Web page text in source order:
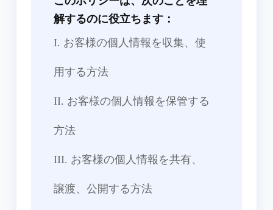
解するのに役立ちます：
I. お客様の個人情報を収集、使
用する方法
II. お客様の個人情報を保管する
方法
III. お客様の個人情報を共有、
譲渡、公開する方法